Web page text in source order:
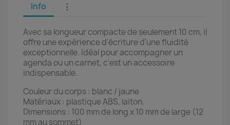
Info ⋮
Avec sa longueur compacte de seulement 10 cm, il
offre une expérience d'écriture d'une fluidité
exceptionnelle. Idéal pour accompagner un
agenda ou un carnet, c'est un accessoire
indispensable.
Couleur du corps : blanc / jaune
Matériaux : plastique ABS, laiton.
Dimensions : 100 mm de long x 10 mm de large (12
mm au sommet)